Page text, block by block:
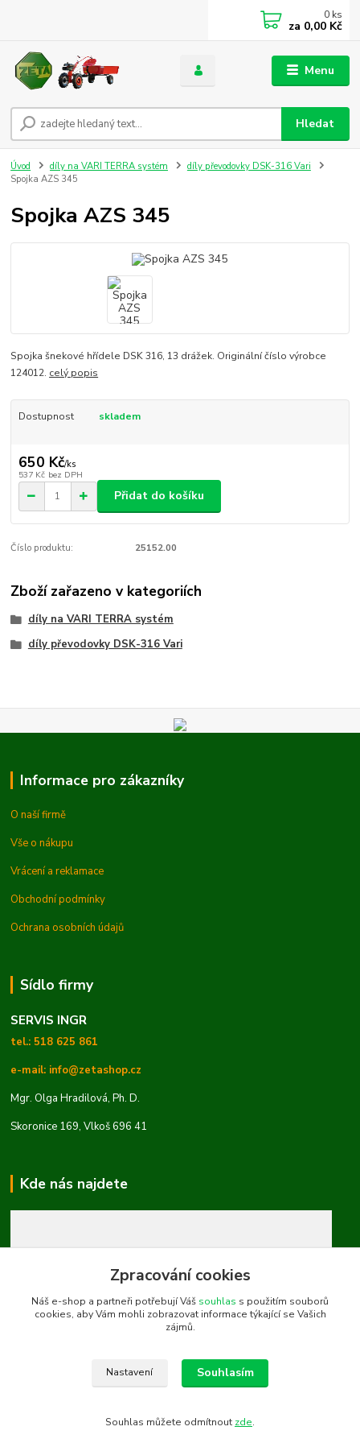
Menu
Hledat
0 ks
za 0,00 Kč
Úvod díly na VARI TERRA systém
díly převodovky DSK-316 Vari
Spojka AZS 345
Spojka AZS 345
Spojka šnekové hřídele DSK 316, 13 drážek. Originální číslo výrobce
124012. celý popis
Dostupnost skladem
650 Kč/ks
537 Kč bez DPH
Přidat do košíku
Číslo produktu: 25152.00
Zboží zařazeno v kategoriích
díly na VARI TERRA systém
díly převodovky DSK-316 Vari
Informace pro zákazníky
O naší firmě
Vše o nákupu
Vrácení a reklamace
Obchodní podmínky
Ochrana osobních údajů
Sídlo firmy
SERVIS INGR
tel.: 518 625 861
e-mail: info@zetashop.cz
Mgr. Olga Hradilová, Ph. D.
Skoronice 169, Vlkoš 696 41
Kde nás najdete
Zpracování cookies
Náš e-shop a partneři potřebují Váš souhlas s použitím souborů
cookies, aby Vám mohli zobrazovat informace týkající se Vašich
zájmů.
Nastavení Souhlasím
Souhlas můžete odmítnout zde.